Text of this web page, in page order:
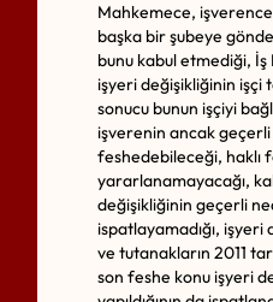
Mahkemece, işverence
başka bir şubeye
bunu kabul etmediği,
işyeri değişikliğinin işçi
sonucu bunun işçiyi
işverenin ancak
feshedebileceği, haklı
yararlanamayacağı,
değişikliğinin geçerli
ispatlayamadığı, işyeri
ve tutanakların 2011
son feshe konu işyeri